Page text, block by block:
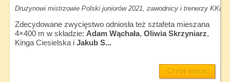
Drużynowi mistrzowie Polski juniorów 2021, zawodnicy i trenerzy KKL
Zdecydowane zwycięstwo odniosła też sztafeta mieszana
4×400 m w składzie: Adam Wąchała, Oliwia Skrzyniarz,
Kinga Ciesielska i Jakub S...
Czytaj więcej